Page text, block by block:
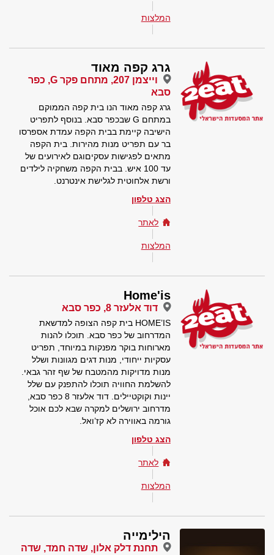
המלצות
גרג קפה מאוד
וייצמן 207, מתחם פקר G, כפר
סבא
גרג קפה מאוד הנו בית קפה הממוקם
במתחם G שבכפר סבא. בנוסף לתפריט
הישיבה קיימת בבית הקפה עמדת אספרסו
בר עם תפריט מנות מהירות. בית הקפה
מתאים לפגישות עסקיםוגם לאירועים של
עד 100 איש. בבית הקפה משחקיה לילדים
ורשת אלחוטית לגלישת אינטרנט.
הצג טלפון
לאתר
המלצות
Home'is
דוד אלעזר 8, כפר סבא
HOME’IS בית קפה הצופה למדשאת
המדרחוב של כפר סבא. תוכלו להנות
מארוחות בוקר מפנקות במיוחד, תפריט
עסקיות ייחודי, מנות דגים מגוונות ושלל
מנות מדויקות מהמטבח של שף זהר גבאי.
להשלמת החוויה תוכלו להתפנק עם שלל
יינות וקוקטיילים. דוד אלעזר 8 כפר סבא,
מדרחוב ירושלים למקרה שבא לכם אוכל
גורמה באווירה לא קז’ואל.
הצג טלפון
לאתר
המלצות
הילימייה
תחנת דלק אלון, שדה חמד, שדה